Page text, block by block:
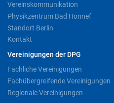
Vereinskommunikation
Physikzentrum Bad Honnef
Standort Berlin
Kontakt
Vereinigungen der DPG
Fachliche Vereinigungen
Fachübergreifende Vereinigungen
Regionale Vereinigungen